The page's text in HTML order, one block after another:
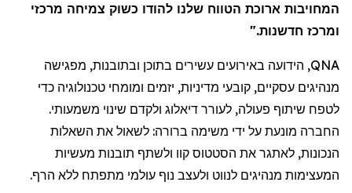
המחויבות ארוכת הטווח שלנו להודו כשוק צמיחה מרכזי
ומרכז חדשנות."
QNA, הידועה באירועים עשירים בתוכן ובתובנות, מפגישה
מנהיגים עסקיים, קובעי מדיניות, יזמים ומומחי טכנולוגיה כדי
לטפח שיתוף פעולה, לעורר דיאלוג ולקדם שינוי משמעותי.
החברה מונעת על ידי משימה ברורה: לשאול את השאלות
הנכונות, לאתגר את הסטטוס קוו ולשתף תובנות מעשיות
המעצימות מנהיגים לנווט ולעצב נוף עולמי מתפתח ללא הרף.